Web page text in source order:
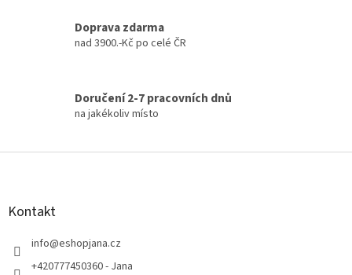
Doprava zdarma
nad 3900.-Kč po celé ČR
Doručení 2-7 pracovních dnů
na jakékoliv místo
Z
Kontakt
info@eshopjana.cz
+420777450360 - Jana